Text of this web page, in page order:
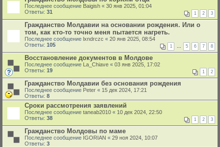
Последнее сообщение Baigish « 30 янв 2025, 01:04
Ответы: 31 1 2 3
Гражданство Молдавии на основании рождения. Или о
том, как кто-то точно меня пытается нагреть.
Последнее сообщение lxndrczc « 20 янв 2025, 08:54
Ответы: 105 1 … 5 6 7 8
Восстановление документов в Молдове
Последнее сообщение La_Chiave « 03 янв 2025, 17:02
Ответы: 19 1 2
Гражданство Молдавии без основания рождения
Последнее сообщение Peter « 15 дек 2024, 17:21
Ответы: 8
Сроки рассмотрения заявлений
Последнее сообщение taneab2010 « 10 дек 2024, 22:50
Ответы: 38 1 2 3
Гражданство Молдовы по маме
Последнее сообщение IGORIAN « 29 ноя 2024, 10:07
Ответы: 3